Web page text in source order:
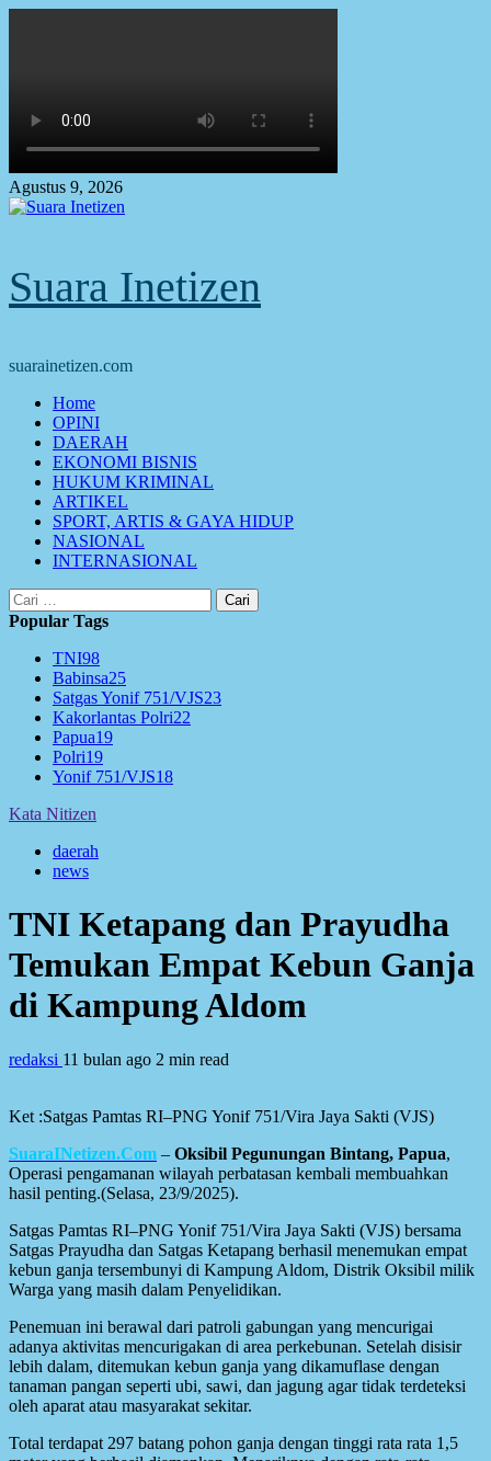
Agustus 9, 2026
Suara Inetizen
suarainetizen.com
Primary
Menu
Home
OPINI
DAERAH
EKONOMI BISNIS
HUKUM KRIMINAL
ARTIKEL
SPORT, ARTIS & GAYA HIDUP
NASIONAL
INTERNASIONAL
Cari
untuk:
Popular Tags
TNI98
Babinsa25
Satgas Yonif 751/VJS23
Kakorlantas Polri22
Papua19
Polri19
Yonif 751/VJS18
Kata Nitizen
daerah
news
TNI Ketapang dan Prayudha
Temukan Empat Kebun Ganja
di Kampung Aldom
redaksi 11 bulan ago 2 min read
Ket :Satgas Pamtas RI–PNG Yonif 751/Vira Jaya Sakti (VJS)
SuaraINetizen.Com – Oksibil Pegunungan Bintang, Papua,
Operasi pengamanan wilayah perbatasan kembali membuahkan
hasil penting.(Selasa, 23/9/2025).
Satgas Pamtas RI–PNG Yonif 751/Vira Jaya Sakti (VJS) bersama
Satgas Prayudha dan Satgas Ketapang berhasil menemukan empat
kebun ganja tersembunyi di Kampung Aldom, Distrik Oksibil milik
Warga yang masih dalam Penyelidikan.
Penemuan ini berawal dari patroli gabungan yang mencurigai
adanya aktivitas mencurigakan di area perkebunan. Setelah disisir
lebih dalam, ditemukan kebun ganja yang dikamuflase dengan
tanaman pangan seperti ubi, sawi, dan jagung agar tidak terdeteksi
oleh aparat atau masyarakat sekitar.
Total terdapat 297 batang pohon ganja dengan tinggi rata rata 1,5